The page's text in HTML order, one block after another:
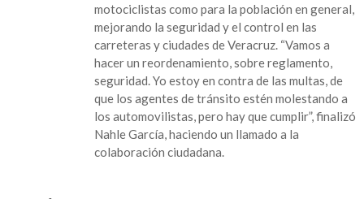
motociclistas como para la población en general,
mejorando la seguridad y el control en las
carreteras y ciudades de Veracruz. “Vamos a
hacer un reordenamiento, sobre reglamento,
seguridad. Yo estoy en contra de las multas, de
que los agentes de tránsito estén molestando a
los automovilistas, pero hay que cumplir”, finalizó
Nahle García, haciendo un llamado a la
colaboración ciudadana.